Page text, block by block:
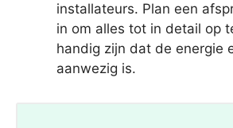
installateurs. Plan een
in om alles tot in detail op
handig zijn dat de energie
aanwezig is.